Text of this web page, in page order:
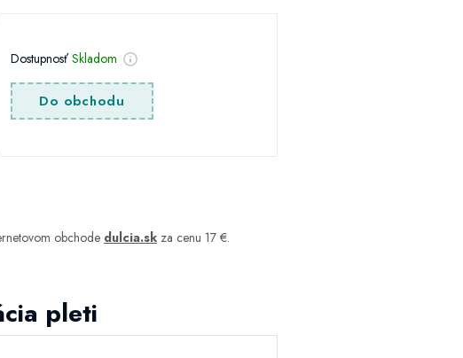
DostupnosťSkladom
Do obchodu
obchode dulcia.sk za cenu 17 €.
pleti